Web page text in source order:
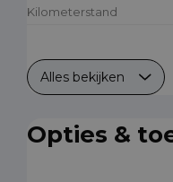
Kilometerstand
Alles bekijken
Opties &